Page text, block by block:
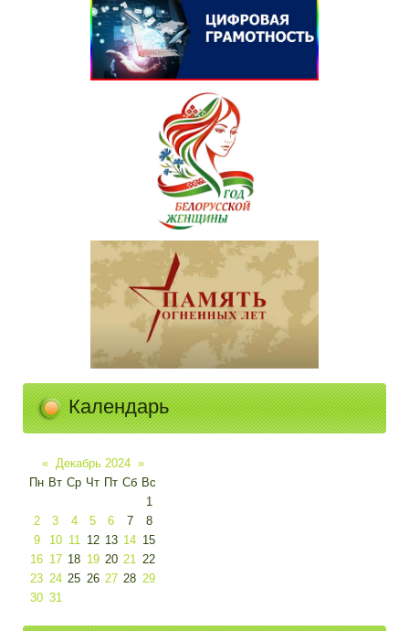
Календарь
« Декабрь 2024 »
Пн Вт Ср Чт Пт Сб Вс
1
2
3 4 5 6 7
8
9
10 11 12 13 14 15
16 17 18 19 20 21
22
23 24 25 26 27 28 29
30 31